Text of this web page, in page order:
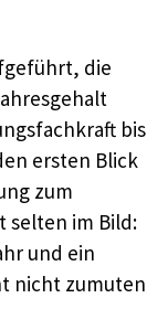
die
bis
ersten Blick
zum
selten im Bild:
und ein
nicht zumuten